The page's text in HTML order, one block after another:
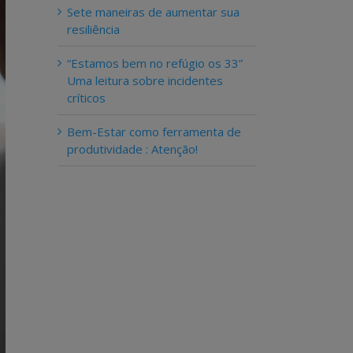
Sete maneiras de aumentar sua
resiliência
“Estamos bem no refúgio os 33”
Uma leitura sobre incidentes
críticos
Bem-Estar como ferramenta de
produtividade : Atenção!